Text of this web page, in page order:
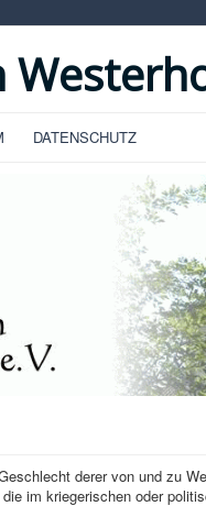
DATENSCHUTZ
derer von und zu
im kriegerischen oder